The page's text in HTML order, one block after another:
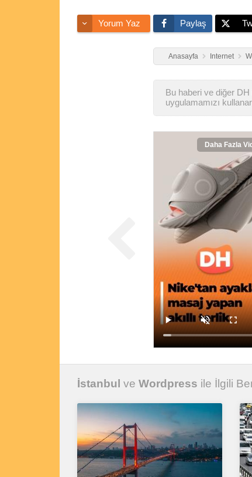
Yorum Yaz Paylaş
Anasayfa Internet
Bu haberi ve diğer
uygulamamızı
Daha Fazla
İstanbul ve Wordpress ile İlgili